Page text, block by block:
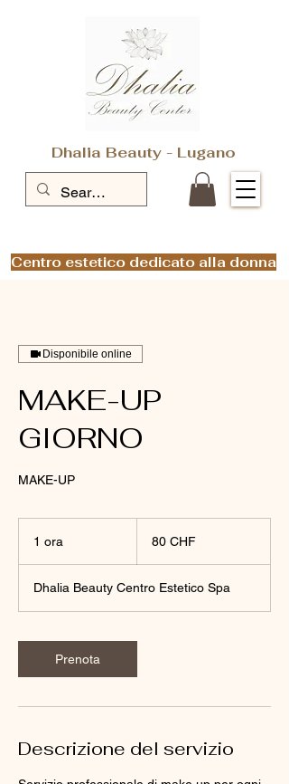
Centro estetico dedicato alla donna
Dhalia Beauty - Lugano
Disponibile online
MAKE-UP
GIORNO
MAKE-UP
1 ora
svizzeri
80 CHF
Dhalia Beauty Centro Estetico Spa
Prenota
Descrizione del servizio